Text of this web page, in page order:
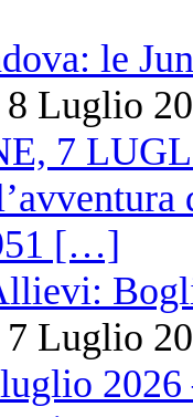
le
Luglio
Luglio